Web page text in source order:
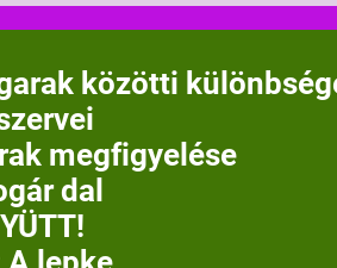
közötti
megfigyelése
dal